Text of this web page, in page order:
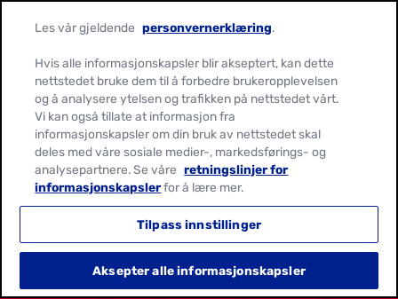
Les vår gjeldende personvernerklæring.
Hvis alle informasjonskapsler blir akseptert, kan dette
nettstedet bruke dem til å forbedre brukeropplevelsen
og å analysere ytelsen og trafikken på nettstedet vårt.
Vi kan også tillate at informasjon fra
informasjonskapsler om din bruk av nettstedet skal
deles med våre sosiale medier-, markedsførings- og
analysepartnere. Se våre retningslinjer for
informasjonskapslerfor å lære mer.
Tilpass innstillinger
Aksepter alle informasjonskapsler